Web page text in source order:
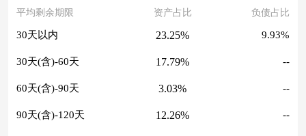
平均剩余期限 资产占比 负债占比
30天以内 23.25% 9.93%
30天(含)-60天 17.79% --
60天(含)-90天 3.03% --
90天(含)-120天 12.26% --